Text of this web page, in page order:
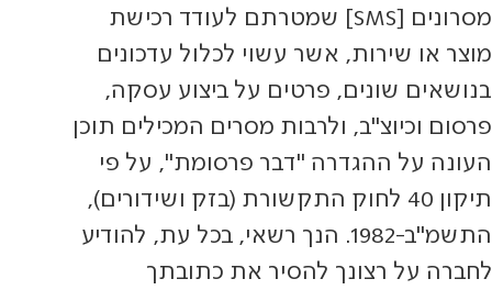
מסרונים [SMS] שמטרתם לעודד רכישת
מוצר או שירות, אשר עשוי לכלול עדכונים
בנושאים שונים, פרטים על ביצוע עסקה,
פרסום וכיוצ"ב, ולרבות מסרים המכילים תוכן
העונה על ההגדרה "דבר פרסומת", על פי
תיקון 40 לחוק התקשורת (בזק ושידורים),
התשמ"ב-1982. הנך רשאי, בכל עת, להודיע
לחברה על רצונך להסיר את כתובתך